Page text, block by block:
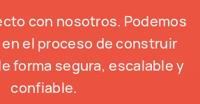
con nosotros. Podemos
el proceso de construir
forma segura, escalable y
confiable.